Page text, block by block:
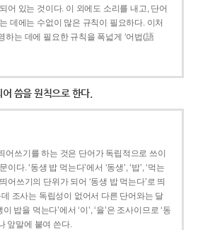
어 있는 것이다. 이 외에도 소리를 내고, 단어
데에는 수없이 많은 규칙이 필요하다. 이처
하는 데에 필요한 규칙을 폭넓게 ‘어법(語
씀을 원칙으로 한다.
어쓰기를 하는 것은 단어가 독립적으로 쓰이
다. ‘동생 밥 먹는다’에서 ‘동생’, ‘밥’, ‘먹는
어쓰기의 단위가 되어 ‘동생 밥 먹는다’로 띄
조사는 독립성이 없어서 다른 단어와는 달
밥을 먹는다’에서 ‘이’, ‘을’은 조사이므로 ‘동
앞말에 붙여 쓴다.